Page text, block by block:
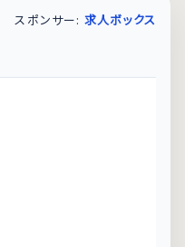
スポンサー: 求人ボックス